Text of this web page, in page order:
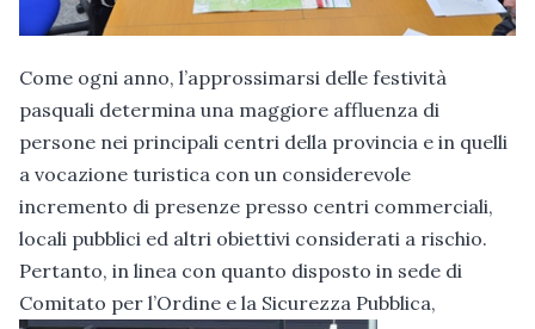
Come ogni anno, l’approssimarsi delle festività
pasquali determina una maggiore affluenza di
persone nei principali centri della provincia e in quelli
a vocazione turistica con un considerevole
incremento di presenze presso centri commerciali,
locali pubblici ed altri obiettivi considerati a rischio.
Pertanto, in linea con quanto disposto in sede di
Comitato per l’Ordine e la Sicurezza Pubblica,